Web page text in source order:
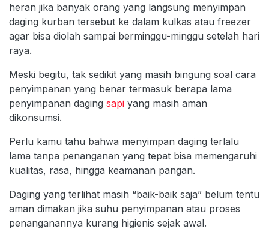
heran jika banyak orang yang langsung menyimpan
daging kurban tersebut ke dalam kulkas atau freezer
agar bisa diolah sampai berminggu-minggu setelah hari
raya.
Meski begitu, tak sedikit yang masih bingung soal cara
penyimpanan yang benar termasuk berapa lama
penyimpanan daging sapi yang masih aman
dikonsumsi.
Perlu kamu tahu bahwa menyimpan daging terlalu
lama tanpa penanganan yang tepat bisa memengaruhi
kualitas, rasa, hingga keamanan pangan.
Daging yang terlihat masih “baik-baik saja” belum tentu
aman dimakan jika suhu penyimpanan atau proses
penanganannya kurang higienis sejak awal.